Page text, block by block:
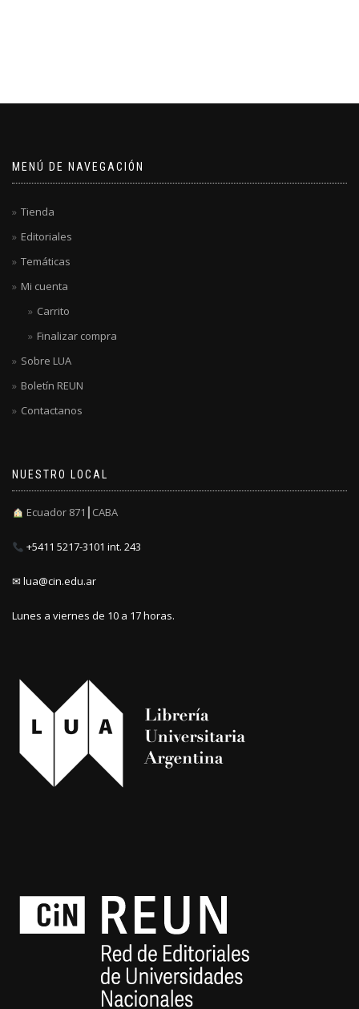
MENÚ DE NAVEGACIÓN
Tienda
Editoriales
Temáticas
Mi cuenta
Carrito
Finalizar compra
Sobre LUA
Boletín REUN
Contactanos
NUESTRO LOCAL
Ecuador 871┃CABA
+5411 5217-3101 int. 243
✉ lua@cin.edu.ar
Lunes a viernes de 10 a 17 horas.